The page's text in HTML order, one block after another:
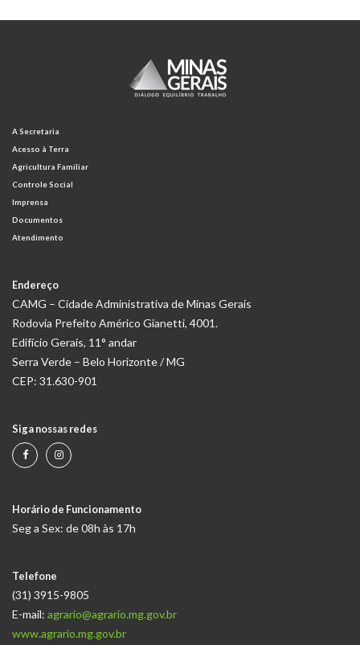
A Secretaria
Acesso à Terra
Agricultura Familiar
Controle Social
Imprensa
Documentos
Atendimento
Endereço
CAMG – Cidade Administrativa de Minas Gerais
Rodovia Prefeito Américo Gianetti, 4001.
Edifício Gerais, 11° andar
Serra Verde – Belo Horizonte / MG
CEP: 31.630-901
Siga nossas redes
Horário de Funcionamento
Seg a Sex: de 08h às 17h
Telefone
(31) 3915-9805
E-mail: agrario@agrario.mg.gov.br
www.agrario.mg.gov.br